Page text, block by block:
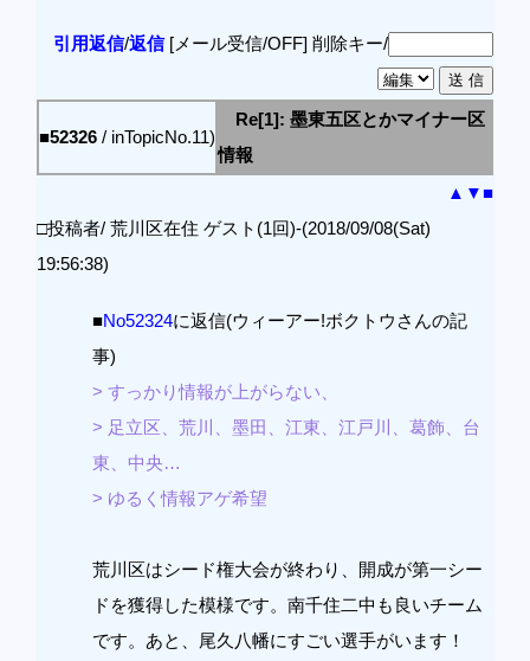
引用返信/返信[メール受信/OFF] 削除キー/
■52326 / inTopicNo.11)
Re[1]: 墨東五区とかマイナー区
情報
▲ ▼■
□投稿者/ 荒川区在住 ゲスト(1回)-(2018/09/08(Sat)
19:56:38)
■No52324に返信(ウィーアー!ボクトウさんの記
事)
> すっかり情報が上がらない、
> 足立区、荒川、墨田、江東、江戸川、葛飾、台
東、中央…
> ゆるく情報アゲ希望
荒川区はシード権大会が終わり、開成が第一シー
ドを獲得した模様です。南千住二中も良いチーム
です。あと、尾久八幡にすごい選手がいます！